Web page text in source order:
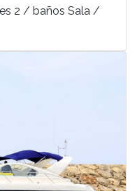
2 / baños Sala /